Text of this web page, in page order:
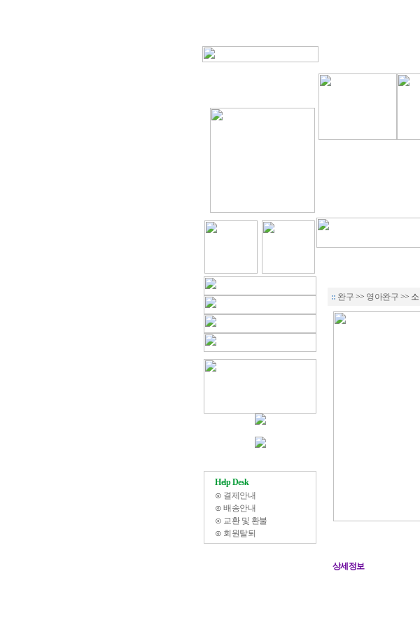
Help Desk
⊙ 결제안내
⊙배송안내
⊙ 교환 및 환불
⊙ 회원탈퇴
:: 완구 >> 영아완구 >>
상세정보